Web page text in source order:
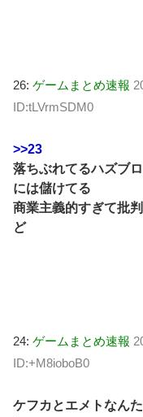
26: ゲームまとめ速報
ID:tLVrmSDM0
>>23
落ちぶれてるハズブ
には儲けてる
商業主義的すぎて批
ど
24: ゲームまとめ速報
ID:+M8ioboB0
ケフカとエメトなん